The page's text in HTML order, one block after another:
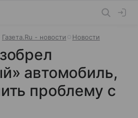
Газета.Ru - новости Новости
автомобиль,
проблему с